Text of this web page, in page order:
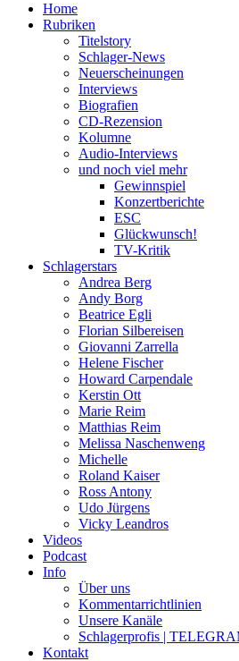
Home
Rubriken
Titelstory
Schlager-News
Neuerscheinungen
Interviews
Biografien
CD-Rezension
Kolumne
Audio-Interviews
und noch viel mehr
Gewinnspiel
Konzertberichte
ESC
Glückwunsch!
TV-Kritik
Schlagerstars
Andrea Berg
Andy Borg
Beatrice Egli
Florian Silbereisen
Giovanni Zarrella
Helene Fischer
Howard Carpendale
Kerstin Ott
Marie Reim
Matthias Reim
Melissa Naschenweng
Michelle
Roland Kaiser
Ross Antony
Udo Jürgens
Vicky Leandros
Videos
Podcast
Info
Über uns
Kommentarrichtlinien
Unsere Kanäle
Schlagerprofis |
Kontakt